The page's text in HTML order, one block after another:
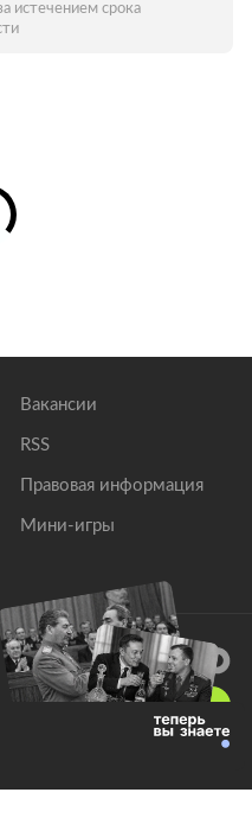
истечением срока
Вакансии
RSS
Правовая информация
Мини-игры
защищены.